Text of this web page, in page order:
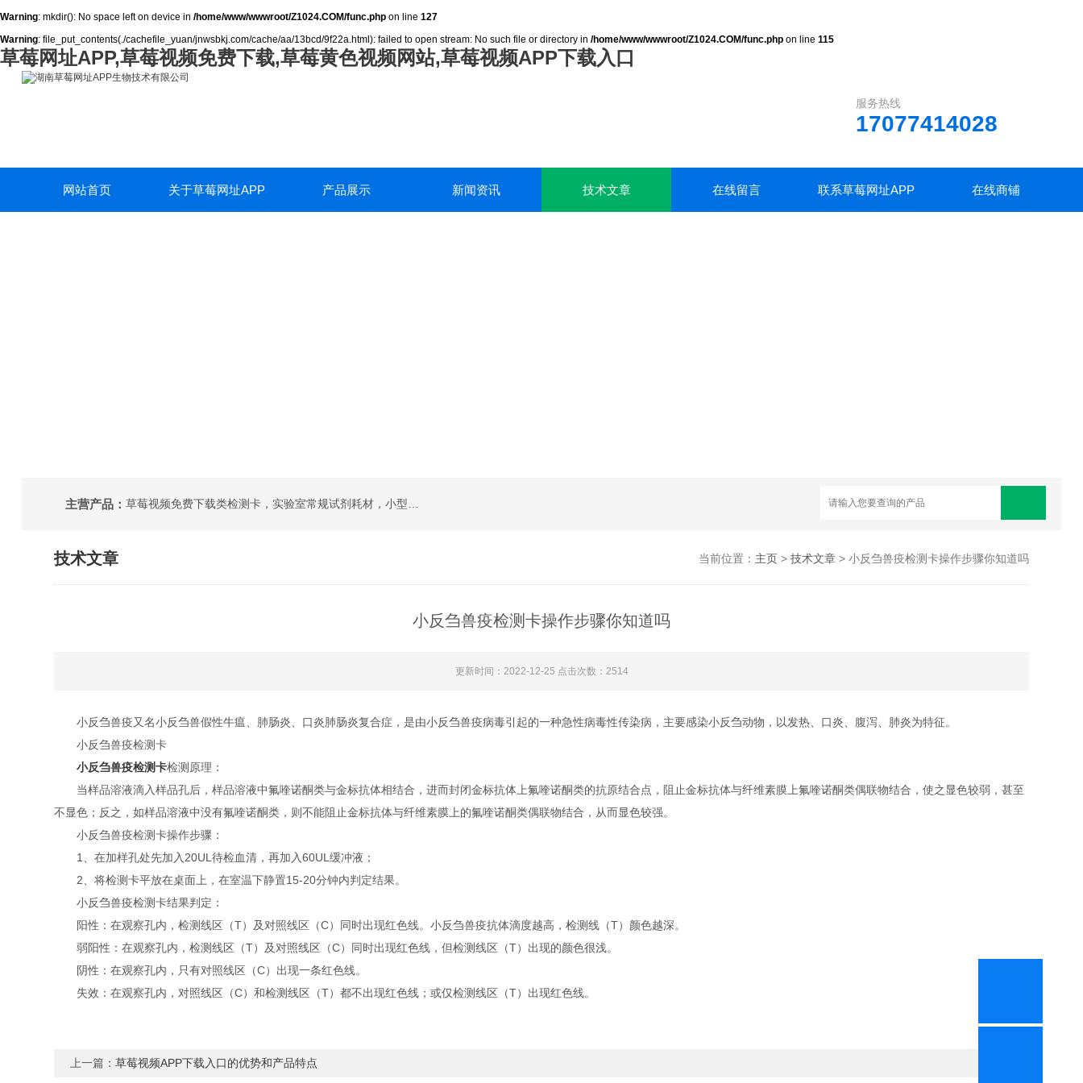
Warning: mkdir(): No space left on device in /home/www/wwwroot/Z1024.COM/func.php on line 127
Warning: file_put_contents(./cachefile_yuan/jnwsbkj.com/cache/aa/13bcd/9f22a.html): failed to open stream: No such file or directory in /home/www/wwwroot/Z1024.COM/func.php on line 115
草莓网址APP,草莓视频免费下载,草莓黄色视频网站,草莓视频APP下载入口
服务热线
17077414028
网站首页 关于草莓网址APP 产品展示 新闻资讯 技术文章 在线留言 联系草莓网址APP 在线商铺
主营产品：
技术文章 当前位置： 主页> 技术文章> 小反刍兽疫检测卡操作步骤你知道吗
小反刍兽疫检测卡操作步骤你知道吗
更新时间：2022-12-25 点击次数：2514
小反刍兽疫又名小反刍兽假性牛瘟、肺肠炎、口炎肺肠炎复合症，是由小反刍兽疫病毒引起的一种急性病毒性传染病，主要感染小反刍动物，以发热、口炎、腹泻、肺炎为特征。
小反刍兽疫检测卡
小反刍兽疫检测卡检测原理：
当样品溶液滴入样品孔后，样品溶液中氟喹诺酮类与金标抗体相结合，进而封闭金标抗体上氟喹诺酮类的抗原结合点，阻止金标抗体与纤维素膜上氟喹诺酮类偶联物结合，使之显色较弱，甚至
不显色；反之，如样品溶液中没有氟喹诺酮类，则不能阻止金标抗体与纤维素膜上的氟喹诺酮类偶联物结合，从而显色较强。
小反刍兽疫检测卡操作步骤：
1、在加样孔处先加入20UL待检血清，再加入60UL缓冲液；
2、将检测卡平放在桌面上，在室温下静置15-20分钟内判定结果。
小反刍兽疫检测卡结果判定：
阳性：在观察孔内，检测线区（T）及对照线区（C）同时出现红色线。小反刍兽疫抗体滴度越高，检测线（T）颜色越深。
弱阳性：在观察孔内，检测线区（T）及对照线区（C）同时出现红色线，但检测线区（T）出现的颜色很浅。
阴性：在观察孔内，只有对照线区（C）出现一条红色线。
失效：在观察孔内，对照线区（C）和检测线区（T）都不出现红色线；或仅检测线区（T）出现红色线。
上一篇：草莓视频APP下载入口的优势和产品特点